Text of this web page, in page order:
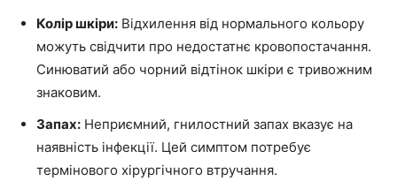
Колір шкіри: Відхилення від нормального кольору
можуть свідчити про недостатнє кровопостачання.
Синюватий або чорний відтінок шкіри є тривожним
знаковим.
Запах: Неприємний, гнилостний запах вказує на
наявність інфекції. Цей симптом потребує
термінового хірургічного втручання.